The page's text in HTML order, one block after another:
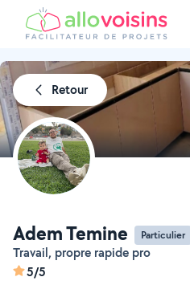
Retour
Adem Temine Particulier
Travail, propre rapide pro
5/5